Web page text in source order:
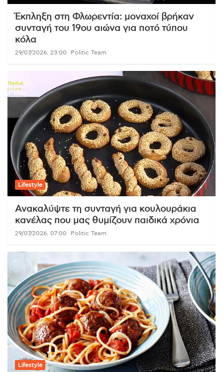
Έκπληξη στη Φλωρεντία: μοναχοί βρήκαν
συνταγή του 19ου αιώνα για ποτό τύπου
κόλα
29/07/2026, 23:00 Politic Team
Lifestyle
Ανακαλύψτε τη συνταγή για κουλουράκια
κανέλας που μας θυμίζουν παιδικά χρόνια
29/07/2026, 07:00 Politic Team
Lifestyle